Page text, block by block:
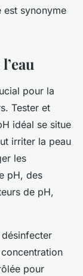
est synonyme
pour la
Tester et
idéal se situe
irriter la peau
les
pH, des
de pH,
pour